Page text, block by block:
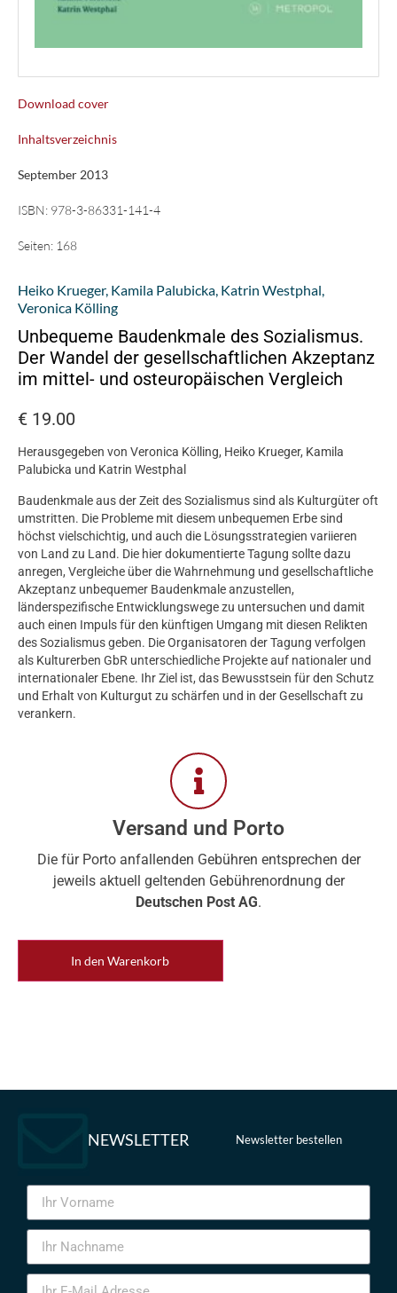
Download cover
Inhaltsverzeichnis
September 2013
ISBN: 978-3-86331-141-4
Seiten: 168
Heiko Krueger, Kamila Palubicka, Katrin Westphal,
Veronica Kölling
Unbequeme Baudenkmale des Sozialismus.
Der Wandel der gesellschaftlichen Akzeptanz
im mittel- und osteuropäischen Vergleich
€ 19.00
Herausgegeben von Veronica Kölling, Heiko Krueger, Kamila
Palubicka und Katrin Westphal
Baudenkmale aus der Zeit des Sozialismus sind als Kulturgüter oft
umstritten. Die Probleme mit diesem unbequemen Erbe sind
höchst vielschichtig, und auch die Lösungsstrategien variieren
von Land zu Land. Die hier dokumentierte Tagung sollte dazu
anregen, Vergleiche über die Wahrnehmung und gesellschaftliche
Akzeptanz unbequemer Baudenkmale anzustellen,
länderspezifische Entwicklungswege zu untersuchen und damit
auch einen Impuls für den künftigen Umgang mit diesen Relikten
des Sozialismus geben. Die Organisatoren der Tagung verfolgen
als Kulturerben GbR unterschiedliche Projekte auf nationaler und
internationaler Ebene. Ihr Ziel ist, das Bewusstsein für den Schutz
und Erhalt von Kulturgut zu schärfen und in der Gesellschaft zu
verankern.
Versand und Porto
Die für Porto anfallenden Gebühren entsprechen der
jeweils aktuell geltenden Gebührenordnung der
Deutschen Post AG.
In den Warenkorb
NEWSLETTER Newsletter bestellen